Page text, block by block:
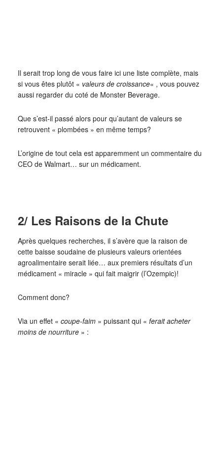
Il serait trop long de vous faire ici une liste complète, mais
si vous êtes plutôt « valeurs de croissance« , vous pouvez
aussi regarder du coté de Monster Beverage.
Que s’est-il passé alors pour qu’autant de valeurs se
retrouvent « plombées » en même temps?
L’origine de tout cela est apparemment un commentaire du
CEO de Walmart… sur un médicament.
2/ Les Raisons de la Chute
Après quelques recherches, il s’avère que la raison de
cette baisse soudaine de plusieurs valeurs orientées
agroalimentaire serait liée… aux premiers résultats d’un
médicament « miracle » qui fait maigrir (l’Ozempic)!
Comment donc?
Via un effet « coupe-faim» puissant qui « ferait acheter
moins de nourriture» :